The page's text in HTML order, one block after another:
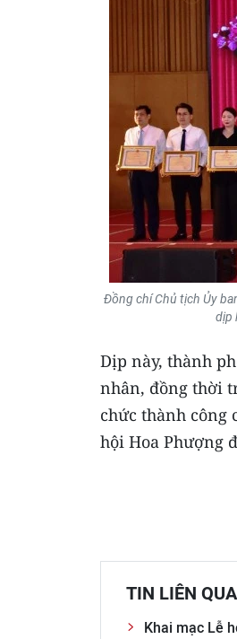
Đồng chí Chủ tịch Ủy
dịp
Dịp này, thành
nhân, đồng thời
chức thành công
hội Hoa Phượng
TIN LIÊN
Khai mạc Lễ